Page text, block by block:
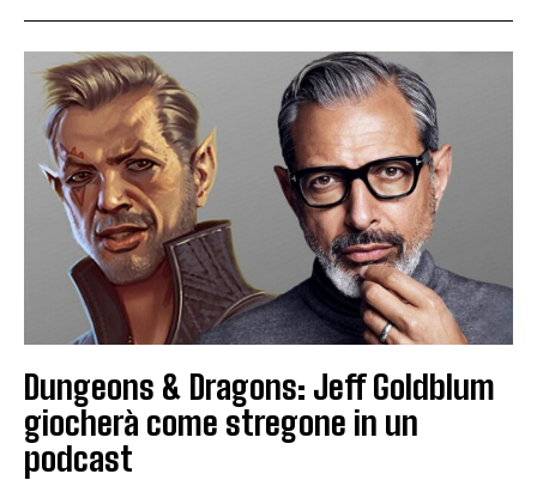
Dungeons & Dragons: Jeff Goldblum
giocherà come stregone in un
podcast